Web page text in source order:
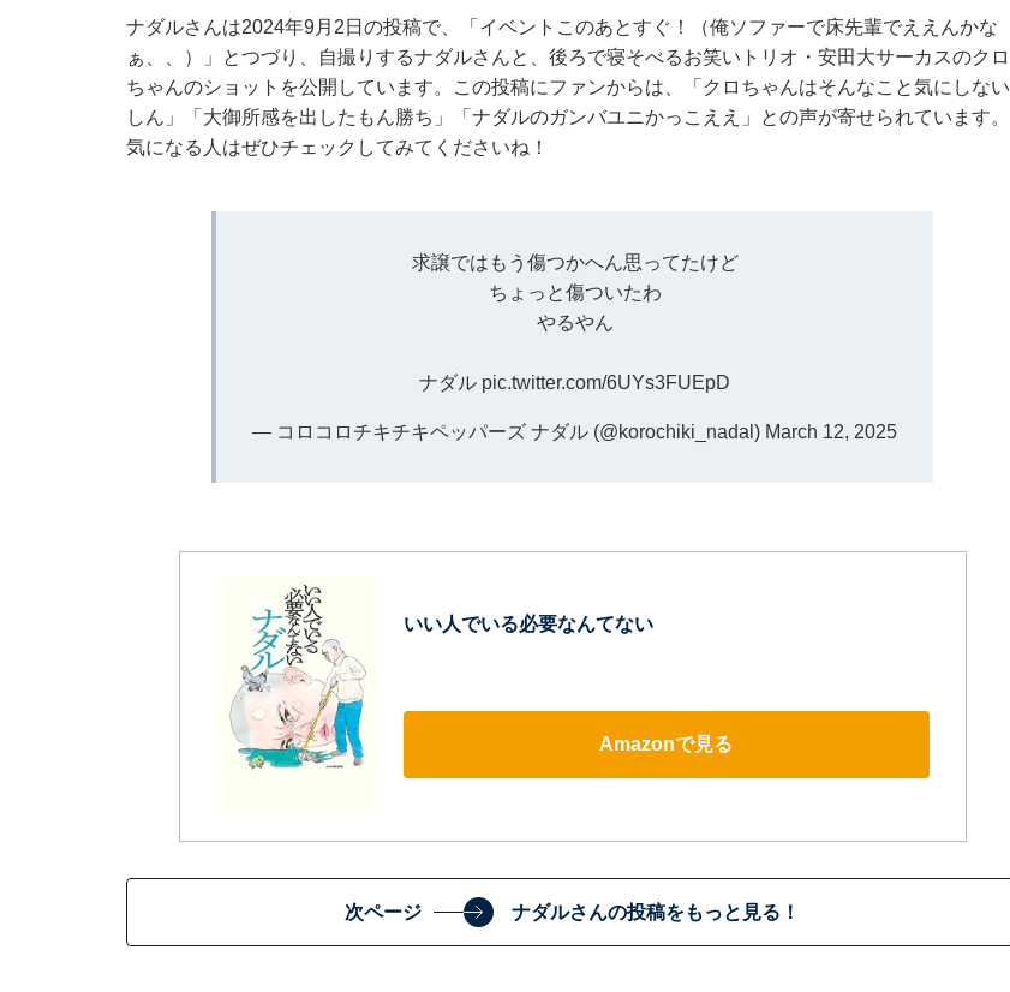
ナダルさんは2024年9月2日の投稿で、「イベントこのあとすぐ！（俺ソファーで床先輩でええんかな
ぁ、、）」とつづり、自撮りするナダルさんと、後ろで寝そべるお笑いトリオ・安田大サーカスのクロ
ちゃんのショットを公開しています。この投稿にファンからは、「クロちゃんはそんなこと気にしない
しん」「大御所感を出したもん勝ち」「ナダルのガンバユニかっこええ」との声が寄せられています。
気になる人はぜひチェックしてみてくださいね！
求譲ではもう傷つかへん思ってたけど
ちょっと傷ついたわ
やるやん
ナダル pic.twitter.com/6UYs3FUEpD
— コロコロチキチキペッパーズ ナダル (@korochiki_nadal) March 12, 2025
いい人でいる必要なんてない
Amazonで見る
次ページ ナダルさんの投稿をもっと見る！